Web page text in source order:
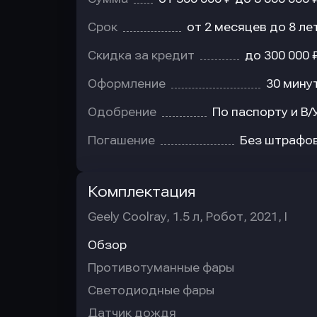
Срок от 2 месяцев до 8
Скидка за кредит до 300 000
Оформление 30
Одобрение По паспорту и В/
Погашение Без
Комплектация
Geely Coolray, 1.5 л, Робот, 2021, I
Обзор
Противотуманные фары
Светодиодные фары
Датчик дождя